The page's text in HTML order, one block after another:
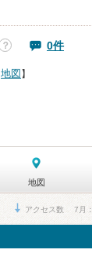
？ 0件
地図 】
地図
アクセス数 7月：